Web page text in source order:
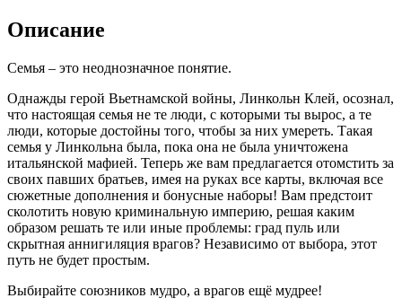
Описание
Семья – это неоднозначное понятие.
Однажды герой Вьетнамской войны, Линкольн Клей, осознал,
что настоящая семья не те люди, с которыми ты вырос, а те
люди, которые достойны того, чтобы за них умереть. Такая
семья у Линкольна была, пока она не была уничтожена
итальянской мафией. Теперь же вам предлагается отомстить за
своих павших братьев, имея на руках все карты, включая все
сюжетные дополнения и бонусные наборы! Вам предстоит
сколотить новую криминальную империю, решая каким
образом решать те или иные проблемы: град пуль или
скрытная аннигиляция врагов? Независимо от выбора, этот
путь не будет простым.
Выбирайте союзников мудро, а врагов ещё мудрее!